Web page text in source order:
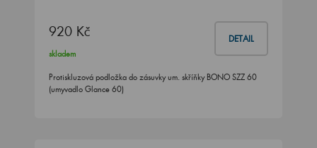
920 Kč DETAIL
skladem
Protiskluzová podložka do zásuvky um. skříňky BONO SZZ 60
(umyvadlo Glance 60)